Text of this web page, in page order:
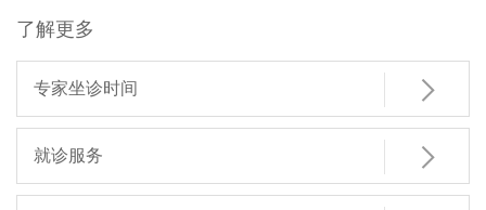
了解更多
专家坐诊时间 
就诊服务 